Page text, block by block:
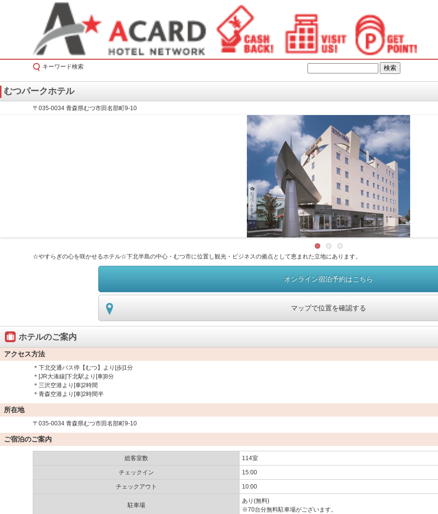
キーワード検索
むつパークホテル
〒035-0034 青森県むつ市田名部町9-10
☆やすらぎの心を咲かせるホテル☆下北半島の中心・むつ市に位置し観光・ビジネスの拠点として恵まれた立地にあります。
オンライン宿泊予約はこちら
マップで位置を確認する
ホテルのご案内
アクセス方法
＊下北交通バス停【むつ】より[歩]1分
＊[JR大湊線]下北駅より[車]8分
＊三沢空港より[車]2時間
＊青森空港より[車]2時間半
所在地
〒035-0034 青森県むつ市田名部町9-10
ご宿泊のご案内
総客室数 114室
チェックイン 15:00
チェックアウト 10:00
駐車場
あり(無料)
※70台分無料駐車場がございます。